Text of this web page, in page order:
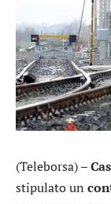
(Teleborsa) –
stipulato un